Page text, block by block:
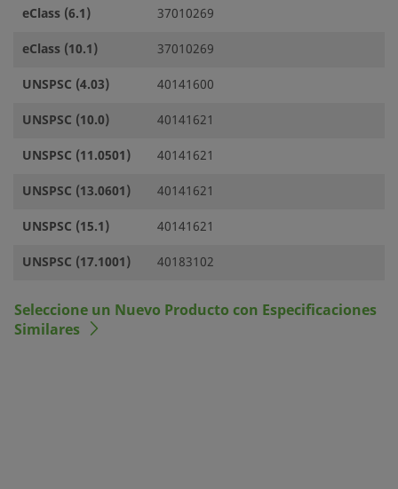
eClass (6.1)
37010269
eClass (10.1)
37010269
UNSPSC (4.03)
40141600
UNSPSC (10.0)
40141621
UNSPSC (11.0501)
40141621
UNSPSC (13.0601)
40141621
UNSPSC (15.1)
40141621
UNSPSC (17.1001)
40183102
Seleccione un Nuevo Producto con Especificaciones
Similares